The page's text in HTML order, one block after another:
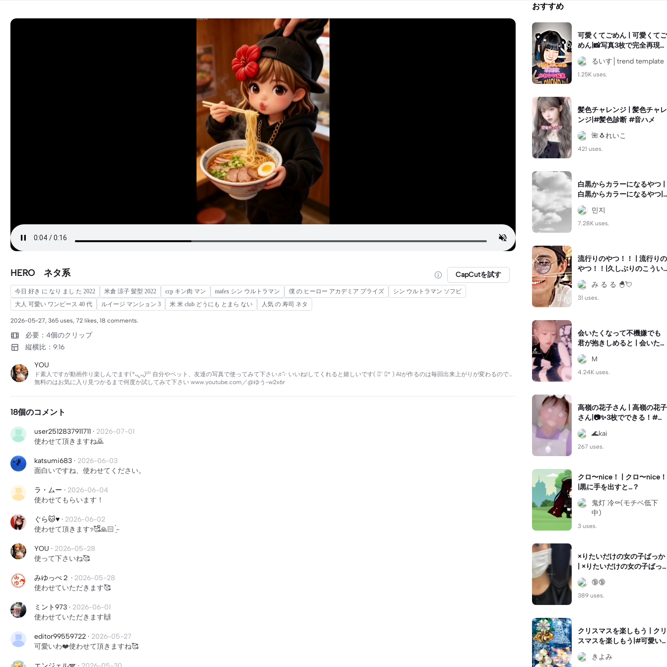
HERO ネタ系 CapCutを試す
今日 好き に なり まし た 2022 米倉 涼子 髪型 2022 ccp キン肉 マン mafex シン ウルトラマン 僕 の ヒーロー アカデミア プライズ
シン ウルトラマン ソフビ
大人 可愛い ワンピース 40 代
ルイージ マンション 3 米 米 club どうにも とまら ない 人気 の 寿司 ネタ
2026-05-27, 365 uses, 72 likes, 18 comments.
必要：4個のクリップ
縦横比：9:16
YOU
ド素人ですが動画作り楽しんでます(*ᴗ͈ˬᴗ͈)⁾⁾⁾ 自分やペット、友達の写真で使ってみて下さい♬̆̈˖· いいね!してくれると嬉しいです( ॑˘ ॑* ) AIが作るのは毎回出来上がりが変わるので…
無料のはお気に入り見つかるまで何度か試してみて下さい www.youtube.com／@ゆう-w2x6r
18個のコメント
user2512837911711 · 2026-07-01
使わせて頂きますね🙇
katsumi683 · 2026-06-03
面白いですね、使わせてください。
ラ・ムー · 2026-06-04
使わせてもらいます！
ぐら🐱♥️ · 2026-06-02
使わせて頂きますｯ🥰ᩚ🙏🏻 ̖́-
YOU · 2026-05-28
使って下さいね🥰
みゆっぺ２ · 2026-05-28
使わせていただきます🥰
ミント973 · 2026-06-01
使わせていただきます🙌
editor99559722 · 2026-05-27
可愛いわ❤️使わせて頂きますね🥰
おすすめ
可愛くてごめん | 可愛くてご
めん|📸写真3枚で完全再現で
きます！
るいす│trend template
1.25K uses.
髪色チャレンジ | 髪色チャレ
ンジ|#髪色診断 #音ハメ
🌺🐧れいこ
421 uses.
白黒からカラーになるやつ |
白黒からカラーになるやつ|
#白黒からカラー
︎민지
7.28K uses.
流行りのやつ！！ | 流行りの
やつ！！|久しぶりのこうい
う編集！！ この曲よすぎて
めっちゃ聞いてるw ばずれ
（（
み る る 🐣💘
31 uses.
会いたくなって不機嫌でも
君が抱きしめると | 会いたく
なって不機嫌でも君が抱き
しめると|トロトロ溶けちゃ
うよ__ #スロー編集
M
4.24K uses.
高嶺の花子さん | 高嶺の花子
さん|📷✨3枚でできる！#キ
フレ編集 #キフレ振動
🌊kai
267 uses.
クロ〜nice！ | クロ〜nice！
|黒に手を出すと…？
鬼灯 冷⚰️(モチベ低下
中)
3 uses.
×りたいだけの女の子ばっか
| ×りたいだけの女の子ばっ
か|#ラップ
🔞🔞
389 uses.
クリスマスを楽しもう | クリ
スマスを楽しもう|#可愛い
クリスマス#HAPPY#雪
きよみ